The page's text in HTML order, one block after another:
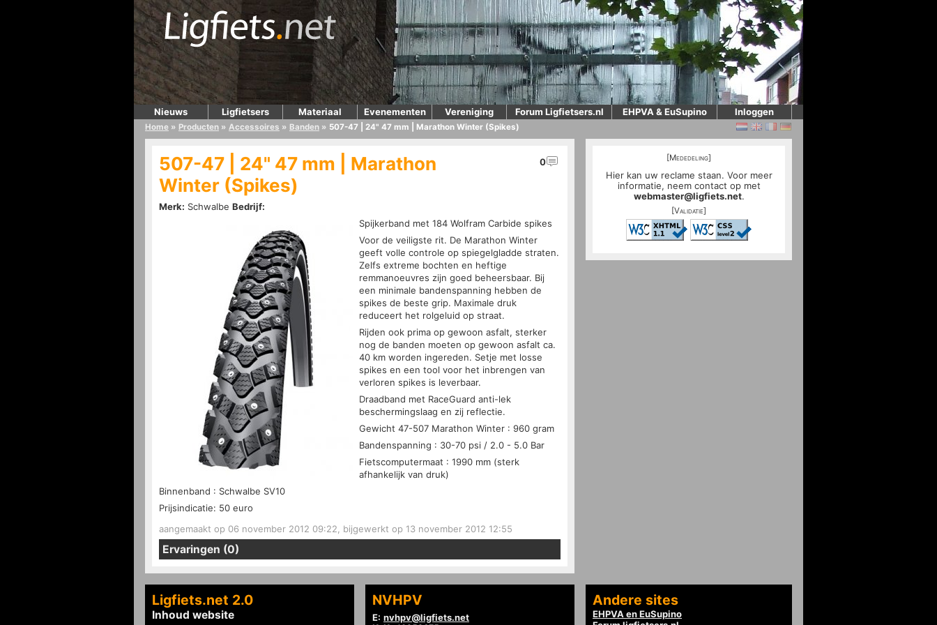
Nieuws Ligfietsers Materiaal Evenementen Vereniging Forum Ligfietsers.nl EHPVA & EuSupino Inloggen
Home » Producten » Accessoires » Banden » 507-47 | 24" 47 mm | Marathon Winter (Spikes)
0
507-47 | 24" 47 mm | Marathon
Winter (Spikes)
Merk: Schwalbe Bedrijf:
Spijkerband met 184 Wolfram Carbide spikes
Voor de veiligste rit. De Marathon Winter
geeft volle controle op spiegelgladde straten.
Zelfs extreme bochten en heftige
remmanoeuvres zijn goed beheersbaar. Bij
een minimale bandenspanning hebben de
spikes de beste grip. Maximale druk
reduceert het rolgeluid op straat.
Rijden ook prima op gewoon asfalt, sterker
nog de banden moeten op gewoon asfalt ca.
40 km worden ingereden. Setje met losse
spikes en een tool voor het inbrengen van
verloren spikes is leverbaar.
Draadband met RaceGuard anti-lek
beschermingslaag en zij reflectie.
Gewicht 47-507 Marathon Winter : 960 gram
Bandenspanning : 30-70 psi / 2.0 - 5.0 Bar
Fietscomputermaat : 1990 mm (sterk
afhankelijk van druk)
Binnenband : Schwalbe SV10
Prijsindicatie: 50 euro
aangemaakt op 06 november 2012 09:22, bijgewerkt op 13 november 2012 12:55
Ervaringen (0)
[Mededeling]
Hier kan uw reclame staan. Voor meer
informatie, neem contact op met
webmaster@ligfiets.net.
[Validatie]
Ligfiets.net 2.0
Inhoud website
NVHPV
E: nvhpv@ligfiets.net
Andere sites
EHPVA en EuSupino